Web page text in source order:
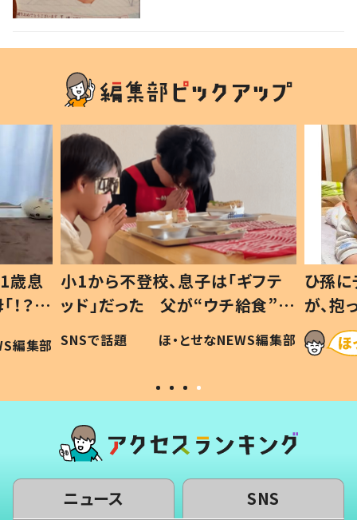
歳息
？」
編集部
小1から不登校、息子は「ギフテ
ッド」だった 父が“ウチ給食”を
作り続ける理由とは #令和の親
#令和の子
SNSで話題 ほ・とせなNEWS編集部
ひ孫
が、
「涙が
い」
ニュース SNS